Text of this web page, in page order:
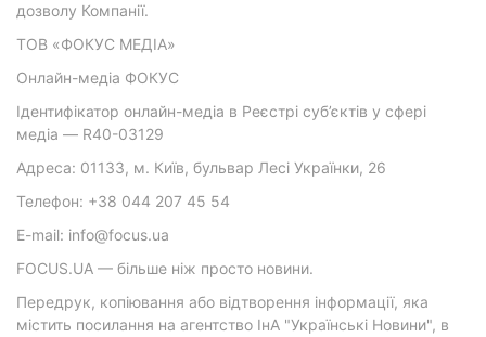
дозволу Компанії.
ТОВ «ФОКУС МЕДІА»
Онлайн-медіа ФОКУС
Ідентифікатор онлайн-медіа в Реєстрі суб’єктів у сфері
медіа — R40-03129
Адреса: 01133, м. Київ, бульвар Лесі Українки, 26
Телефон: +38 044 207 45 54
E-mail: info@focus.ua
FOCUS.UA — більше ніж просто новини.
Передрук, копіювання або відтворення інформації, яка
містить посилання на агентство ІнА "Українські Новини", в